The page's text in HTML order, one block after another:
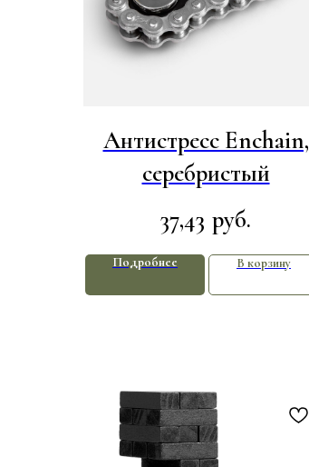
Антистресс Enchain,
серебристый
37,43 руб.
Подробнее В корзину